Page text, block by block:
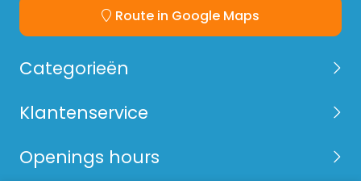
Route in Google Maps
Categorieën
Klantenservice
Openings hours